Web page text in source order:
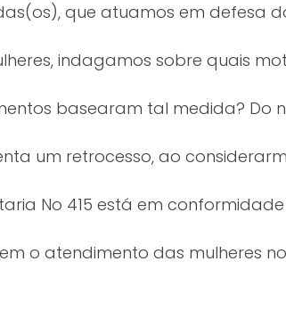
que atuamos em defesa
indagamos sobre quais
basearam tal medida? Do
um retrocesso, ao
No 415 está em
o atendimento das mulheres